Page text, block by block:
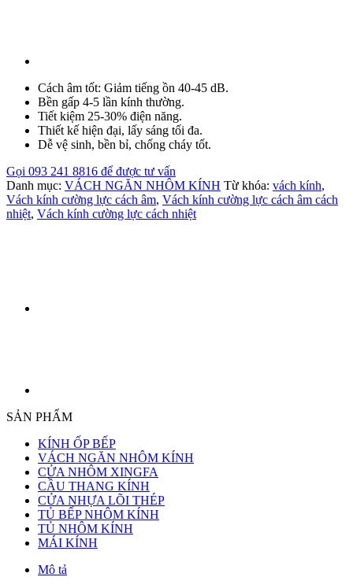
Cách âm tốt: Giảm tiếng ồn 40-45 dB.
Bền gấp 4-5 lần kính thường.
Tiết kiệm 25-30% điện năng.
Thiết kế hiện đại, lấy sáng tối đa.
Dễ vệ sinh, bền bỉ, chống cháy tốt.
Gọi 093 241 8816 để được tư vấn
Danh mục: VÁCH NGĂN NHÔM KÍNH Từ khóa: vách kính,
Vách kính cường lực cách âm, Vách kính cường lực cách âm cách
nhiệt, Vách kính cường lực cách nhiệt
SẢN PHẨM
KÍNH ỐP BẾP
VÁCH NGĂN NHÔM KÍNH
CỬA NHÔM XINGFA
CẦU THANG KÍNH
CỬA NHỰA LÕI THÉP
TỦ BẾP NHÔM KÍNH
TỦ NHÔM KÍNH
MÁI KÍNH
Mô tả